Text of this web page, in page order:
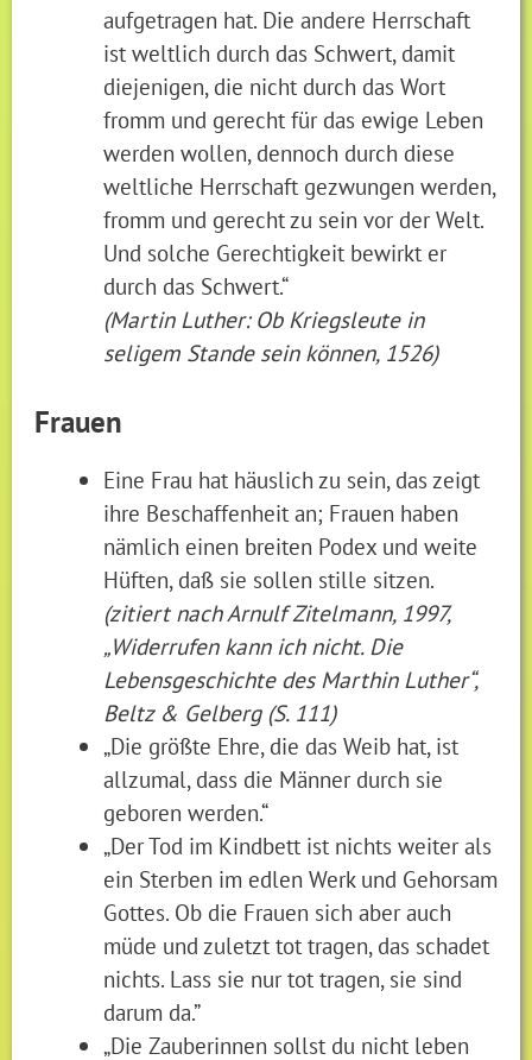
aufgetragen hat. Die andere Herrschaft
ist weltlich durch das Schwert, damit
diejenigen, die nicht durch das Wort
fromm und gerecht für das ewige Leben
werden wollen, dennoch durch diese
weltliche Herrschaft gezwungen werden,
fromm und gerecht zu sein vor der Welt.
Und solche Gerechtigkeit bewirkt er
durch das Schwert.“
(Martin Luther: Ob Kriegsleute in
seligem Stande sein können, 1526)
Frauen
Eine Frau hat häuslich zu sein, das zeigt
ihre Beschaffenheit an; Frauen haben
nämlich einen breiten Podex und weite
Hüften, daß sie sollen stille sitzen.
(zitiert nach Arnulf Zitelmann, 1997,
„Widerrufen kann ich nicht. Die
Lebensgeschichte des Marthin Luther“,
Beltz & Gelberg (S. 111)
„Die größte Ehre, die das Weib hat, ist
allzumal, dass die Männer durch sie
geboren werden.“
„Der Tod im Kindbett ist nichts weiter als
ein Sterben im edlen Werk und Gehorsam
Gottes. Ob die Frauen sich aber auch
müde und zuletzt tot tragen, das schadet
nichts. Lass sie nur tot tragen, sie sind
darum da.”
„Die Zauberinnen sollst du nicht leben